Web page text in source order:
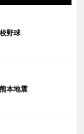
野球
本地震